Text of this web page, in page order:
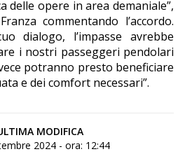
delle opere in area demaniale”,
commentando l’accordo.
dialogo, l’impasse avrebbe
i nostri passeggeri pendolari
potranno presto beneficiare
e dei comfort necessari”.
MODIFICA
2024 - ora: 12:44